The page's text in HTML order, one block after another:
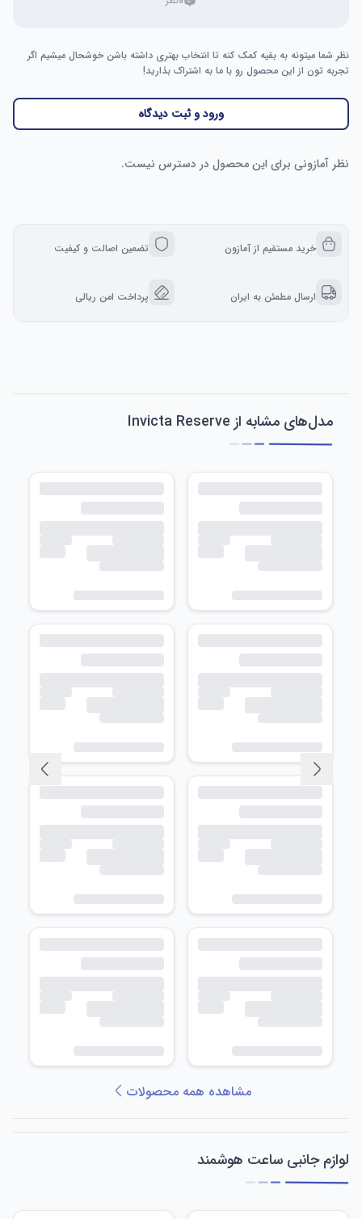
نظر شما میتونه به بقیه کمک کنه تا انتخاب بهتری داشته باشن خوشحال میشیم اگر
تجربه تون از این محصول رو با ما به اشتراک بذارید!
ورود و ثبت دیدگاه
نظر آمازونی برای این محصول در دسترس نیست.
خرید مستقیم از آمازون تضمین اصالت و کیفیت
ارسال مطمئن به ایران پرداخت امن ریالی
مدل‌های مشابه از Invicta Reserve
مشاهده همه محصولات
لوازم جانبی ساعت هوشمند